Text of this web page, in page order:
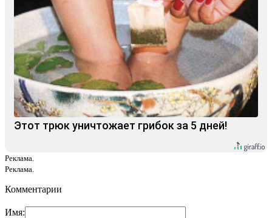
Этот трюк уничтожает грибок за 5 дней!
Реклама.
Реклама.
Комментарии
Имя: